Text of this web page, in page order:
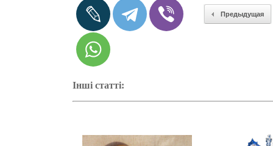
Предыдущая
Інші статті: